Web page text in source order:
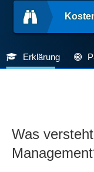
Erklärung
Was